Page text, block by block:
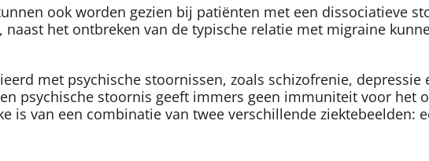
ook worden gezien bij patiënten met een dissociatieve
het ontbreken van de typische relatie met migraine
met psychische stoornissen, zoals schizofrenie,
psychische stoornis geeft immers geen immuniteit voor het
is van een combinatie van twee verschillende ziektebeelden: